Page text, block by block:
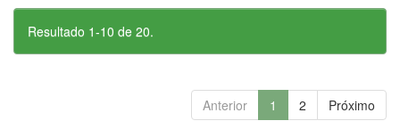
Resultado 1-10 de 20.
Anterior 1 2 Próximo